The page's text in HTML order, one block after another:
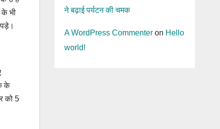
के भी
के
को 5
ने बढ़ाई पर्यटन की चमक
A WordPress Commenteron Hello
world!